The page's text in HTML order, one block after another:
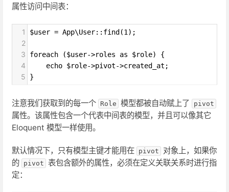
属性访问中间表：
1 $user = App\User::find(1);
2
3
foreach ($user->roles as $role) {
4
    echo $role->pivot->created_at;
5 }
注意我们获取到的每一个 Role 模型都被自动赋上了 pivot
属性。该属性包含一个代表中间表的模型，并且可以像其它
Eloquent 模型一样使用。
默认情况下，只有模型主键才能用在 pivot
对象上，如果你
的 pivot 表包含额外的属性，必须在定义关联关系时进行指
定：